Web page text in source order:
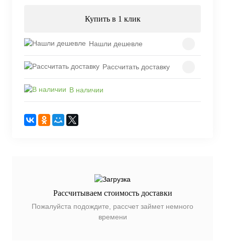
Купить в 1 клик
Нашли дешевле
Рассчитать доставку
В наличии
Рассчитываем стоимость доставки
Пожалуйста подождите, рассчет займет немного
времени